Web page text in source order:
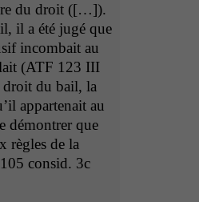
du droit ([…]).
il a été jugé que
incom­bait au
(ATF 123 III
du bail, la
apparte­nait au
démon­tr­er que
règles de la
con­sid. 3c